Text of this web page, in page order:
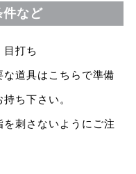
件など
目打ち
道具はこちらで準備
ち下さい。
刺さないようにご注